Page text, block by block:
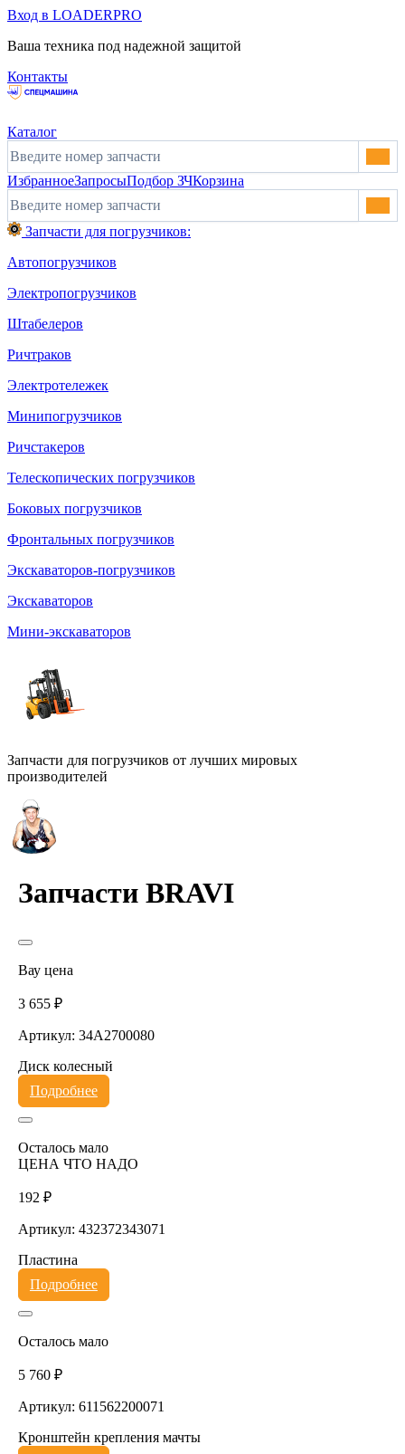
Вход в LOADERPRO
Ваша техника под надежной защитой
Контакты
Каталог
ИзбранноеЗапросыПодбор ЗЧКорзина
Запчасти для погрузчиков:
Автопогрузчиков
Электропогрузчиков
Штабелеров
Ричтраков
Электротележек
Минипогрузчиков
Ричстакеров
Телескопических погрузчиков
Боковых погрузчиков
Фронтальных погрузчиков
Экскаваторов-погрузчиков
Экскаваторов
Мини-экскаваторов
Запчасти для погрузчиков от лучших мировых
производителей
Запчасти BRAVI
Вау цена
3 655 ₽
Артикул: 34A2700080
Диск колесный
Подробнее
Осталось мало
ЦЕНА ЧТО НАДО
192 ₽
Артикул: 432372343071
Пластина
Подробнее
Осталось мало
5 760 ₽
Артикул: 611562200071
Кронштейн крепления мачты